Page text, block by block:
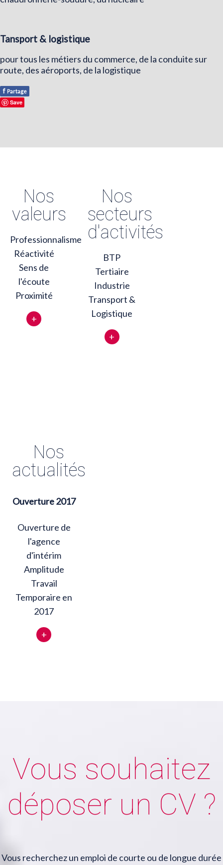
Tansport & logistique
pour tous les métiers du commerce, de la conduite sur
route, des aéroports, de la logistique
f Partage
Save
Nos
valeurs
Professionnalisme
Réactivité
Sens de
l'écoute
Proximité
+
Nos
secteurs
d'activités
BTP
Tertiaire
Industrie
Transport &
Logistique
+
Nos
actualités
Ouverture 2017
Ouverture de
l'agence
d'intérim
Amplitude
Travail
Temporaire en
2017
+
Vous souhaitez
déposer un CV ?
Vous recherchez un emploi de courte ou de longue durée